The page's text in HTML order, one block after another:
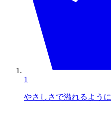
1
やさしさで溢れるように